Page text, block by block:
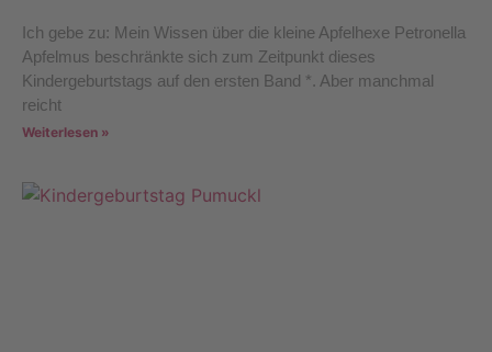
Ich gebe zu: Mein Wissen über die kleine Apfelhexe Petronella
Apfelmus beschränkte sich zum Zeitpunkt dieses
Kindergeburtstags auf den ersten Band *. Aber manchmal
reicht
Weiterlesen »